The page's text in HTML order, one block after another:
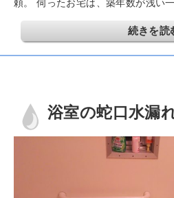
頼。 伺ったお宅は、築年数が浅い
続きを読
浴室の蛇口水漏